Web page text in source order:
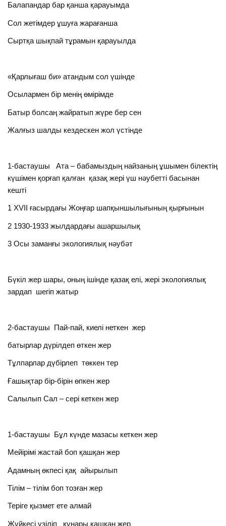
Балапандар бар қанша қарауымда
Сол жетімдер ұшуға жарағанша
Сыртқа шықпай тұрамын қарауылда
«Қарлығаш би» атандым сол үшінде
Осылармен бір менің өмірімде
Батыр болсаң жайратып жүре бер сен
Жалғыз шалды кездескен жол үстінде
1-бастаушы Ата – бабамыздың найзаның ұшымен білектің
күшімен қорғап қалған қазақ жері үш нәубетті басынан
кешті
1 ХVII ғасырдағы Жоңғар шапқыншылығының қырғынын
2 1930-1933 жылдардағы ашаршылық
3 Осы заманғы экологиялық нәубәт
Бүкіл жер шары, оның ішінде қазақ елі, жері экологиялық
зардап шегіп жатыр
2-бастаушы Пай-пай, киелі неткен жер
батырлар дүрілдеп өткен жер
Тұлпарлар дүбірлеп төккен тер
Ғашықтар бір-бірін өпкен жер
Салылып Сал – сері кеткен жер
1-бастаушы Бұл күнде мазасы кеткен жер
Мейірімі жастай боп қашқан жер
Адамның өкпесі қақ айырылып
Тілім – тілім боп тозған жер
Теріге қызмет ете алмай
Жүйкесі үзіліп құнары қашқан жер